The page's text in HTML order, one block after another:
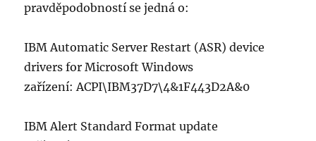
pravděpodobností se jedná o:
IBM Automatic Server Restart (ASR) device
drivers for Microsoft Windows
zařízení: ACPI\IBM37D7\4&1F443D2A&0
IBM Alert Standard Format update